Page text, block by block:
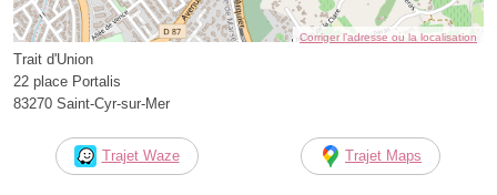
Corriger l’adresse ou la localisation
Trait d'Union
22 place Portalis
83270 Saint-Cyr-sur-Mer
Trajet Waze Trajet Maps